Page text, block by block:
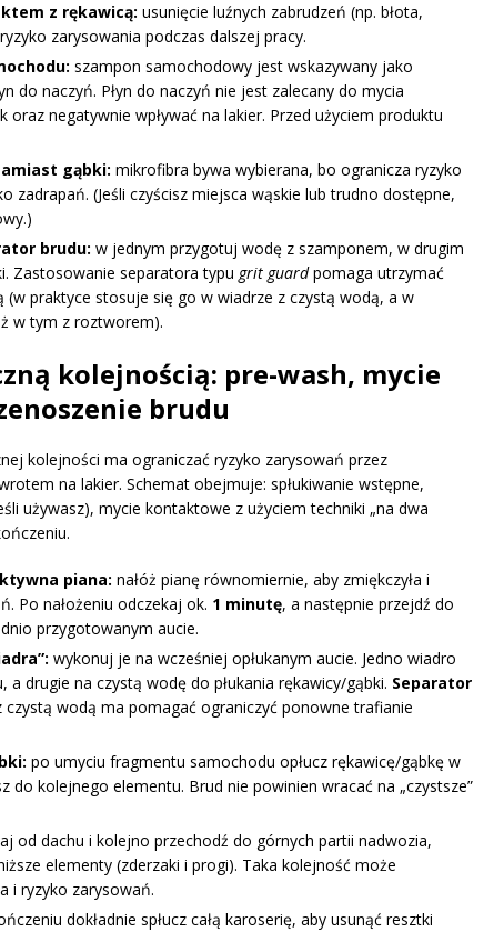
z rękawicą: usunięcie luźnych zabrudzeń (np. błota,
zarysowania podczas dalszej pracy.
szampon samochodowy jest wskazywany jako
do naczyń. Płyn do naczyń nie jest zalecany do mycia
negatywnie wpływać na lakier. Przed użyciem produktu
gąbki: mikrofibra bywa wybierana, bo ogranicza ryzyko
zadrapań. (Jeśli czyścisz miejsca wąskie lub trudno dostępne,
brudu: w jednym przygotuj wodę z szamponem, w drugim
Zastosowanie separatora typu grit guardpomaga utrzymać
(w praktyce stosuje się go w wiadrze z czystą wodą, a w
w tym z roztworem).
kolejnością: pre-wash, mycie
brudu
kolejności ma ograniczać ryzyko zarysowań przez
na lakier. Schemat obejmuje: spłukiwanie wstępne,
używasz), mycie kontaktowe z użyciem techniki „na dwa
piana: nałóż pianę równomiernie, aby zmiękczyła i
Po nałożeniu odczekaj ok. 1 minutę, a następnie przejdź do
przygotowanym aucie.
wykonuj je na wcześniej opłukanym aucie. Jedno wiadro
drugie na czystą wodę do płukania rękawicy/gąbki. Separator
czystą wodą ma pomagać ograniczyć ponowne trafianie
po umyciu fragmentu samochodu opłucz rękawicę/gąbkę w
do kolejnego elementu. Brud nie powinien wracać na „czystsze”
od dachu i kolejno przechodź do górnych partii nadwozia,
elementy (zderzaki i progi). Taka kolejność może
i ryzyko zarysowań.
dokładnie spłucz całą karoserię, aby usunąć resztki